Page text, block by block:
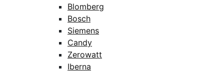
Blomberg
Bosch
Siemens
Candy
Zerowatt
Iberna